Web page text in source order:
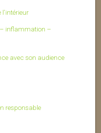
inflammation –
avec son audience
responsable